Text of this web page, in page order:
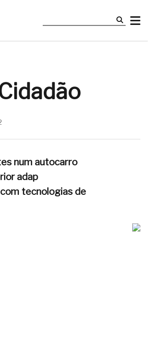
num autocarro
adap
tecnologias de